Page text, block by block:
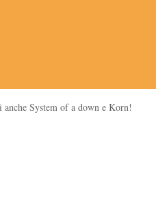
System of a down e Korn!